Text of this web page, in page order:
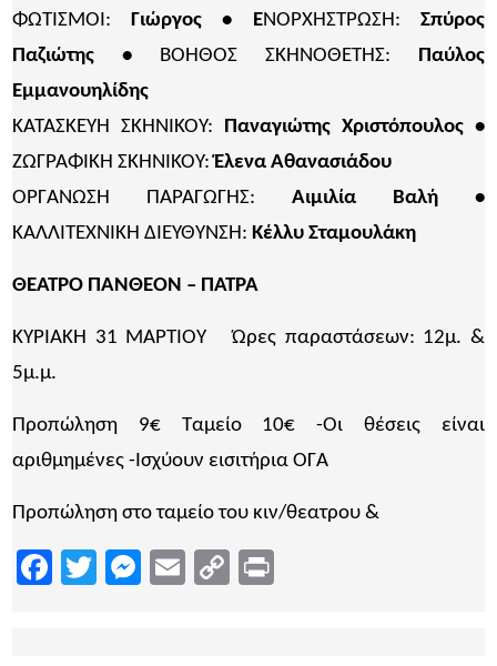
ΦΩΤΙΣΜΟΙ:Γιώργος • ΕΝΟΡΧΗΣΤΡΩΣΗ: Σπύρος
Παζιώτης • ΒΟΗΘΟΣ ΣΚΗΝΟΘΕΤΗΣ: Παύλος
Εμμανουηλίδης
ΚΑΤΑΣΚΕΥΗ ΣΚΗΝΙΚΟΥ: Παναγιώτης Χριστόπουλος •
ΖΩΓΡΑΦΙΚΗ ΣΚΗΝΙΚΟΥ:Έλενα Αθανασιάδου
ΟΡΓΑΝΩΣΗ ΠΑΡΑΓΩΓΗΣ: Αιμιλία Βαλή •
ΚΑΛΛΙΤΕΧΝΙΚΗ ΔΙΕΥΘΥΝΣΗ:Κέλλυ Σταμουλάκη
ΘΕΑΤΡΟ ΠΑΝΘΕΟΝ – ΠΑΤΡΑ
ΚΥΡΙΑΚΗ 31 ΜΑΡΤΙΟΥ Ώρες παραστάσεων: 12μ. &
5μ.μ.
Προπώληση 9€ Ταμείο 10€ -Οι θέσεις είναι
αριθμημένες -Ισχύουν εισιτήρια ΟΓΑ
Προπώληση στο ταμείο του κιν/θεατρου &
Facebook
TwitterMessenger
EmailCopy